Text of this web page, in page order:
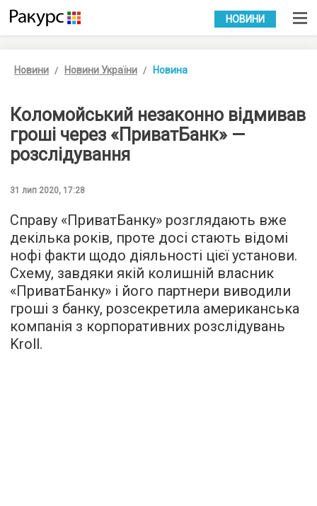
УКР РУС
НОВИНИ
Новини Новини України Новина
Коломойський незаконно відмивав
гроші через «ПриватБанк» —
розслідування
31 лип 2020, 17:28
Справу «ПриватБанку» розглядають вже
декілька років, проте досі стають відомі
нофі факти щодо діяльності цієї установи.
Схему, завдяки якій колишній власник
«ПриватБанку» і його партнери виводили
гроші з банку, розсекретила американська
компанія з корпоративних розслідувань
Kroll.